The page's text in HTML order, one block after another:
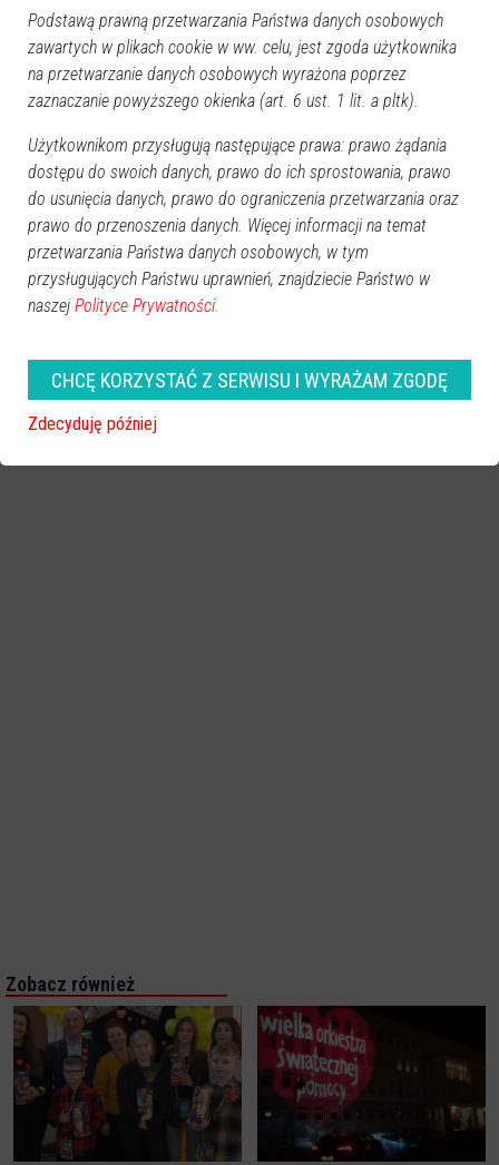
zobacz więcej zdjęć
Zobacz również
Podstawą prawną przetwarzania Państwa danych osobowych
zawartych w plikach cookie w ww. celu, jest zgoda użytkownika
na przetwarzanie danych osobowych wyrażona poprzez
zaznaczanie powyższego okienka (art. 6 ust. 1 lit. a pltk).
Użytkownikom przysługują następujące prawa: prawo żądania
dostępu do swoich danych, prawo do ich sprostowania, prawo
do usunięcia danych, prawo do ograniczenia przetwarzania oraz
prawo do przenoszenia danych. Więcej informacji na temat
przetwarzania Państwa danych osobowych, w tym
przysługujących Państwu uprawnień, znajdziecie Państwo w
naszej Polityce Prywatności.
CHCĘ KORZYSTAĆ Z SERWISU I WYRAŻAM ZGODĘ
Zdecyduję później